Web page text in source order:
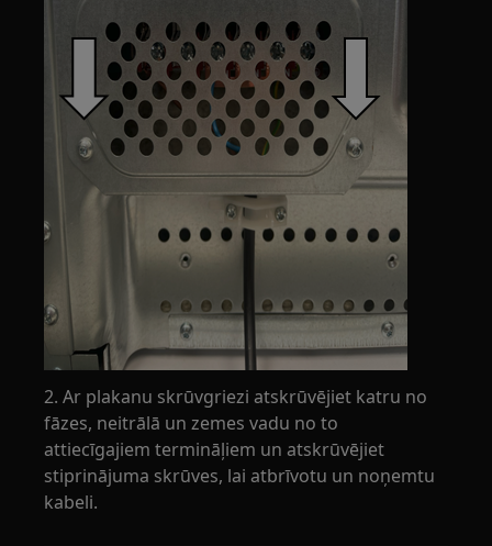
2. Ar plakanu skrūvgriezi atskrūvējiet katru no
fāzes, neitrālā un zemes vadu no to
attiecīgajiem termināļiem un atskrūvējiet
stiprinājuma skrūves, lai atbrīvotu un noņemtu
kabeli.